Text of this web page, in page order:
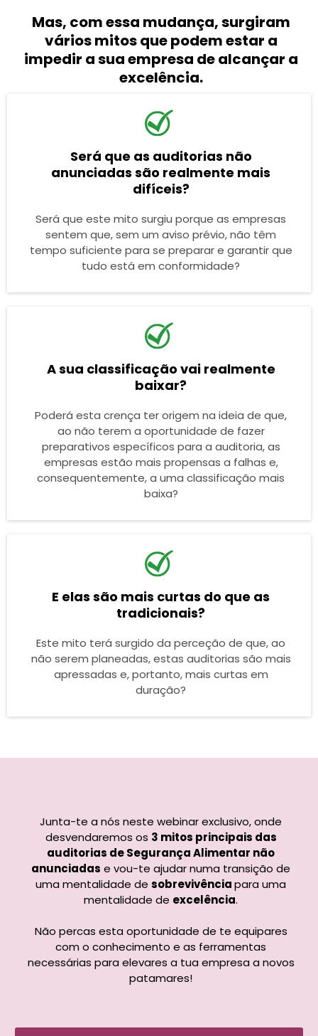
Mas, com essa mudança, surgiram
vários mitos que podem estar a
impedir a sua empresa de alcançar a
excelência.
Será que as auditorias não
anunciadas são realmente mais
difíceis?
Será que este mito surgiu porque as empresas
sentem que, sem um aviso prévio, não têm
tempo suficiente para se preparar e garantir que
tudo está em conformidade?
A sua classificação vai realmente
baixar?
Poderá esta crença ter origem na ideia de que,
ao não terem a oportunidade de fazer
preparativos específicos para a auditoria, as
empresas estão mais propensas a falhas e,
consequentemente, a uma classificação mais
baixa?
E elas são mais curtas do que as
tradicionais?
Este mito terá surgido da perceção de que, ao
não serem planeadas, estas auditorias são mais
apressadas e, portanto, mais curtas em
duração?
Junta-te a nós neste webinar exclusivo, onde
desvendaremos os 3 mitos principais das
auditorias de Segurança Alimentar não
anunciadas e vou-te ajudar numa transição de
uma mentalidade de sobrevivênciapara uma
mentalidade de excelência.
Não percas esta oportunidade de te equipares
com o conhecimento e as ferramentas
necessárias para elevares a tua empresa a novos
patamares!